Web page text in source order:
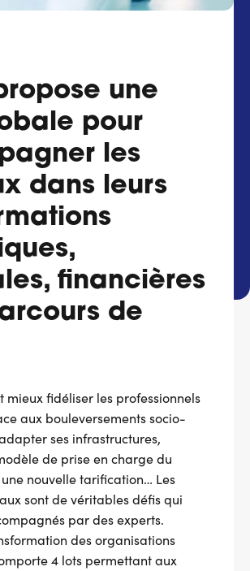
une
pour
les
dans leurs
financières
de
mieux fidéliser les professionnels
aux bouleversements socio-
ses infrastructures,
de prise en charge du
nouvelle tarification… Les
sont de véritables défis qui
par des experts.
des organisations
4 lots permettant aux